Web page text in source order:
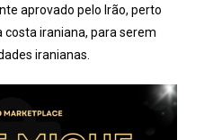
aprovado pelo Irão, perto
costa iraniana, para serem
iranianas.